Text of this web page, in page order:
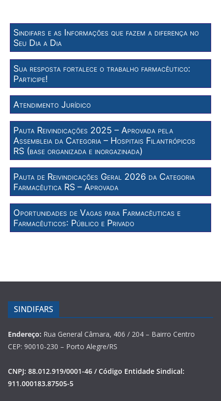
Sindifars e as Informações que fazem a diferença no
Seu Dia a Dia
Sua resposta fortalece o trabalho farmacêutico:
Participe!
Atendimento Jurídico
Pauta Reivindicações 2025 – Aprovada pela
Assembleia da Categoria – Hospitais Filantrópicos
RS (base organizada e inorgazinada)
Pauta de Reivindicações Geral 2026 da Categoria
Farmacêutica RS – Aprovada
Oportunidades de Vagas para Farmacêuticas e
Farmacêuticos: Público e Privado
SINDIFARS
Endereço: Rua General Câmara, 406 / 204 – Bairro Centro
CEP: 90010-230 – Porto Alegre/RS
CNPJ: 88.012.919/0001-46 / Código Entidade Sindical:
911.000183.87505-5